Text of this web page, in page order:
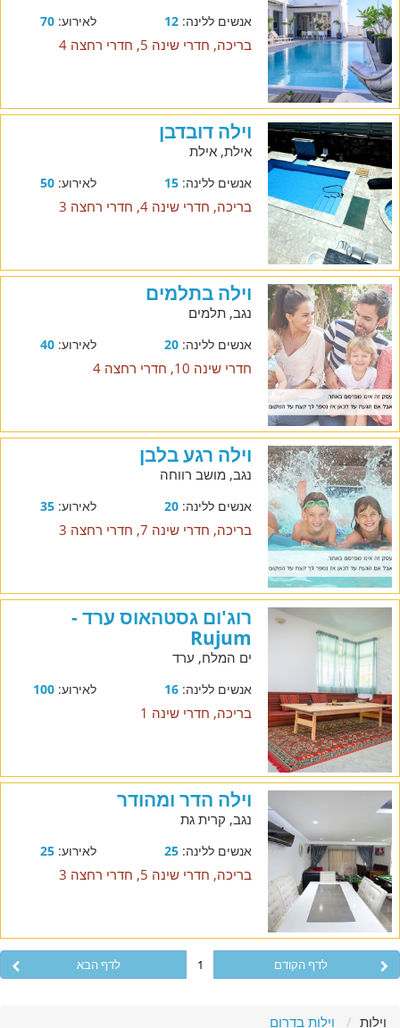
אנשים ללינה:12 לאירוע:70
בריכה, חדרי שינה 5, חדרי רחצה 4
וילה דובדבן
אילת, אילת
אנשים ללינה:15 לאירוע:50
בריכה, חדרי שינה 4, חדרי רחצה 3
וילה בתלמים
נגב, תלמים
אנשים ללינה:20 לאירוע:40
חדרי שינה 10, חדרי רחצה 4
וילה רגע בלבן
נגב, מושב רווחה
אנשים ללינה:20 לאירוע:35
בריכה, חדרי שינה 7, חדרי רחצה 3
רוג'ום גסטהאוס ערד -
Rujum
ים המלח, ערד
אנשים ללינה:16 לאירוע:100
בריכה, חדרי שינה 1
וילה הדר ומהודר
נגב, קרית גת
אנשים ללינה:25 לאירוע:25
בריכה, חדרי שינה 5, חדרי רחצה 3
לדף הקודם 1 לדף הבא
וילות וילות בדרום